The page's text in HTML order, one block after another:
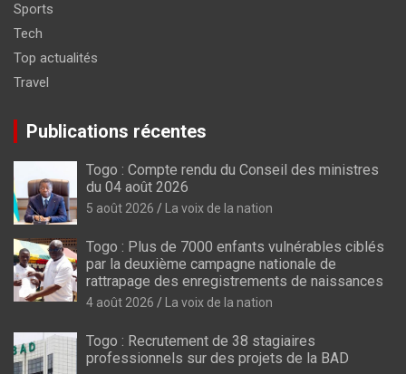
Sports
Tech
Top actualités
Travel
Publications récentes
Togo : Compte rendu du Conseil des ministres
du 04 août 2026
5 août 2026 La voix de la nation
Togo : Plus de 7000 enfants vulnérables ciblés
par la deuxième campagne nationale de
rattrapage des enregistrements de naissances
4 août 2026 La voix de la nation
Togo : Recrutement de 38 stagiaires
professionnels sur des projets de la BAD